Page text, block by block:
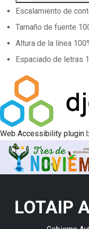
Escalamiento de
Tamaño de fuente
Altura de la línea 100
Espaciado de letras
Web Accessibility plugin
LOTAIP